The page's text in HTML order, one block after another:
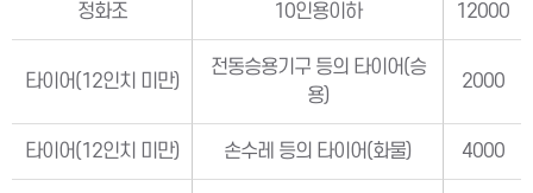
정화조 10인용이하 12000
타이어(12인치 미만)
전동승용기구 등의 타이어(승
용)
2000
타이어(12인치 미만) 손수레 등의 타이어(화물) 4000